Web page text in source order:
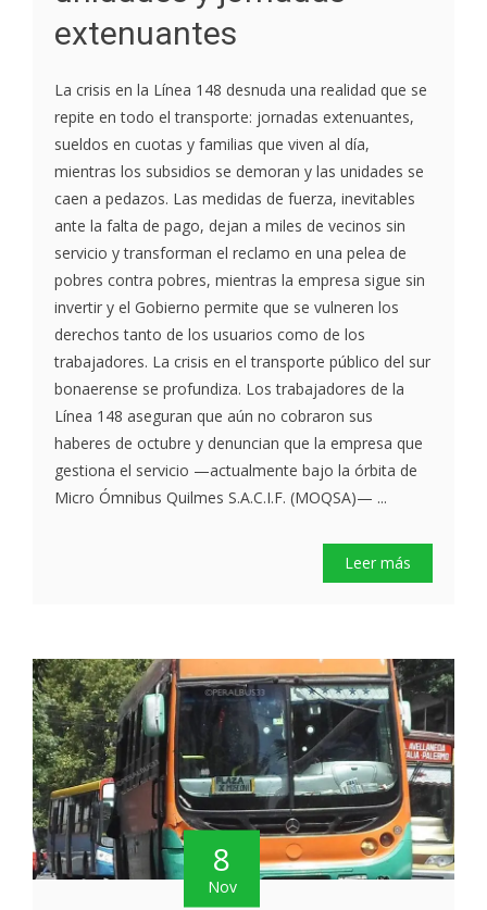
extenuantes
La crisis en la Línea 148 desnuda una realidad que se
repite en todo el transporte: jornadas extenuantes,
sueldos en cuotas y familias que viven al día,
mientras los subsidios se demoran y las unidades se
caen a pedazos. Las medidas de fuerza, inevitables
ante la falta de pago, dejan a miles de vecinos sin
servicio y transforman el reclamo en una pelea de
pobres contra pobres, mientras la empresa sigue sin
invertir y el Gobierno permite que se vulneren los
derechos tanto de los usuarios como de los
trabajadores. La crisis en el transporte público del sur
bonaerense se profundiza. Los trabajadores de la
Línea 148 aseguran que aún no cobraron sus
haberes de octubre y denuncian que la empresa que
gestiona el servicio —actualmente bajo la órbita de
Micro Ómnibus Quilmes S.A.C.I.F. (MOQSA)— ...
Leer más
8
Nov